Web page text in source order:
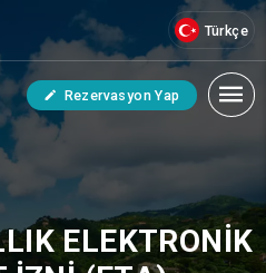
Türkçe
Rezervasyon Yap
ELEKTRONIK